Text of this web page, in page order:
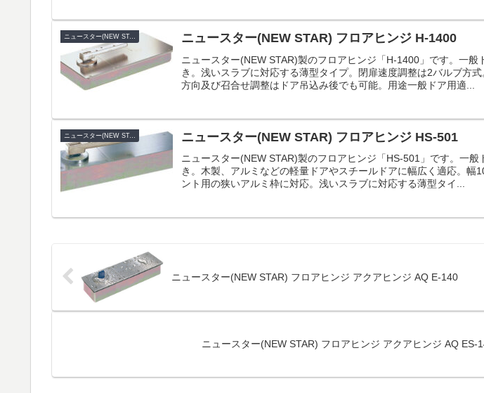
ニュースター(NEW STAR) ニュースター(NEW STAR) フロアヒンジ H-1400
ニュースター(NEW STAR)製のフロアヒンジ「H-1400」です。一般
き。浅いスラブに対応する薄型タイプ。閉扉速度調整は2バルブ方
方向及び召合せ調整はドア吊込み後でも可能。用途一般ドア用適...
ニュースター(NEW STAR) ニュースター(NEW STAR) フロアヒンジ HS-501
ニュースター(NEW STAR)製のフロアヒンジ「HS-501」です。一般
き。木製、アルミなどの軽量ドアやスチールドアに幅広く適応。幅
ント用の狭いアルミ枠に対応。浅いスラブに対応する薄型タイ...
ニュースター(NEW STAR) フロアヒンジ アクアヒンジ AQ E-140
ニュースター(NEW STAR) フロアヒンジ アクアヒンジ AQ ES-